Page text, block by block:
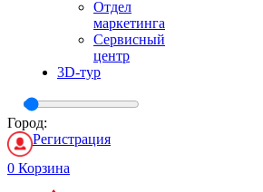
Отдел
маркетинга
Сервисный
центр
3D-тур
Город:
Регистрация
0 Корзина